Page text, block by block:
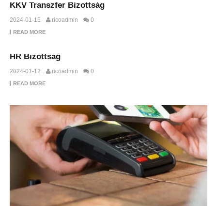
KKV Transzfer Bizottság
2024-01-15 ricoadmin 0
READ MORE
HR Bizottság
2024-01-12 ricoadmin 0
READ MORE